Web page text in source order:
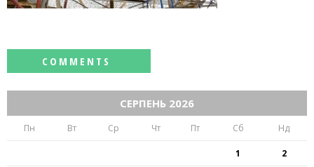
СЕРПЕНЬ 2026
Пн Вт Ср Чт Пт Сб Нд
1 2